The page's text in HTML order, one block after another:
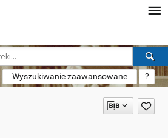
Wyszukiwanie zaawansowane ?